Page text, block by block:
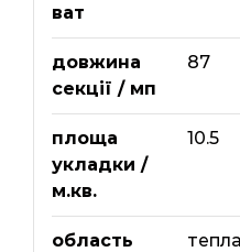
ват
довжина
секції / мп
87
площа
укладки /
м.кв.
10.5
область